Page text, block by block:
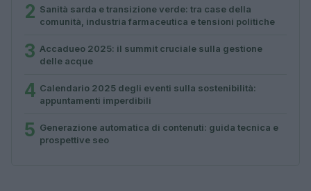
2 Sanità sarda e transizione verde: tra case della
comunità, industria farmaceutica e tensioni politiche
3 Accadueo 2025: il summit cruciale sulla gestione
delle acque
4 Calendario 2025 degli eventi sulla sostenibilità:
appuntamenti imperdibili
5 Generazione automatica di contenuti: guida tecnica e
prospettive seo